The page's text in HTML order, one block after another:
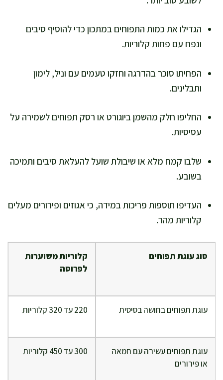
הגדילו את כמות התפוחים במתכון כדי להוסיף סיבים
ונפח עם פחות קלוריות.
הפחיתו סוכר בהדרגה וחזקו טעמים עם וניל, לימון
ותבלינים.
החליפו חלק מהשמן ביוגורט או רסק תפוחים לשמירה על
עסיסיות.
שלבו קמח מלא או שיבולת שועל להעלאת סיבים ותמיכה
בשובע.
העדיפו תוספות פריכות במידה, כי אגוזים ופירורים מעלים
קלוריות מהר.
סוג עוגת תפוחים
קלוריות משוערות
לפרוסה
עוגת תפוחים בחושה בסיסית 220 עד 320 קלוריות
עוגת תפוחים עשירה עם חמאה
או פירורים
300 עד 450 קלוריות